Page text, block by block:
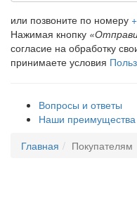
или позвоните по номеру
Нажимая кнопку
согласие на обработку
принимаете условия
Вопросы и ответы
Наши преимущества
Главная
Покупателям